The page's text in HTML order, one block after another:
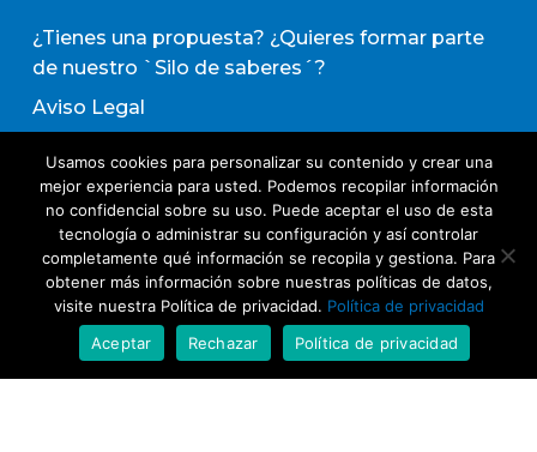
¿Tienes una propuesta? ¿Quieres formar parte
de nuestro `Silo de saberes´?
Aviso Legal
Política de Transparencia
Política de Evaluación de Proveedores
Suscribirse a nuestro boletín de actividades
Usamos cookies para personalizar su contenido y crear una
mejor experiencia para usted. Podemos recopilar información
no confidencial sobre su uso. Puede aceptar el uso de esta
tecnología o administrar su configuración y así controlar
completamente qué información se recopila y gestiona. Para
obtener más información sobre nuestras políticas de datos,
visite nuestra Política de privacidad. Política de privacidad
Aceptar
Rechazar Política de privacidad